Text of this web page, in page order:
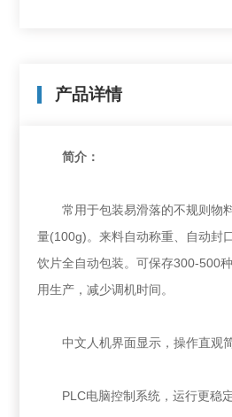
产品详情
简介：
常用于包装易滑落的不规则物
量(100g)。来料自动称重、自动封
饮片全自动包装。可保存300-500
用生产，减少调机时间。
中文人机界面显示，操作直观简
PLC电脑控制系统，运行更稳定